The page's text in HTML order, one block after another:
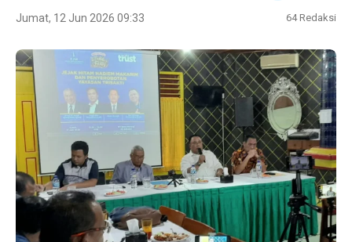
Jumat, 12 Jun 2026 09:33 64Redaksi